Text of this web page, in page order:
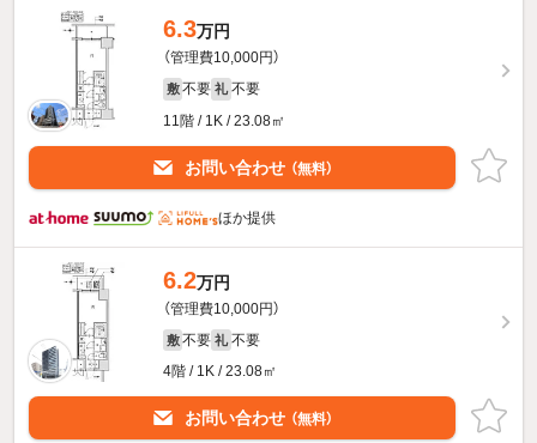
6.3万円
（管理費10,000円）
敷 不要 礼 不要
11階 / 1K / 23.08㎡
お問い合わせ （無料）
ほか提供
6.2万円
（管理費10,000円）
敷 不要 礼 不要
4階 / 1K / 23.08㎡
お問い合わせ （無料）